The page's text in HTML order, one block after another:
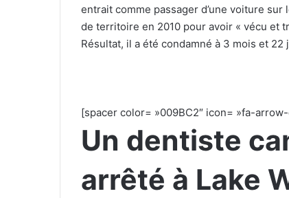
entrait comme passager d’une voiture
de territoire en 2010 pour avoir « vécu et
Résultat, il a été condamné à 3 mois et
[spacer color= »009BC2″ icon= »fa-
Un dentiste
arrêté à Lake